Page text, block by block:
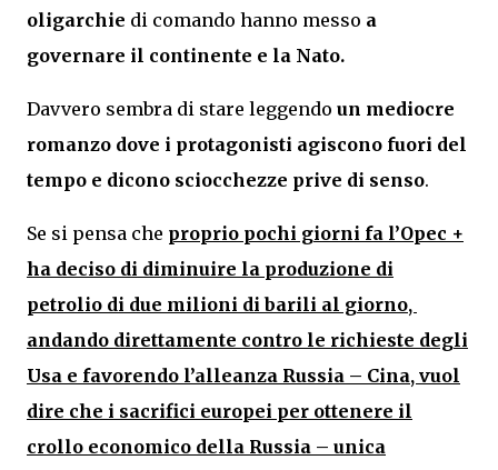
oligarchie di comando hanno messo a
governare il continente e la Nato.
Davvero sembra di stare leggendo un mediocre
romanzo dove i protagonisti agiscono fuori del
tempo e dicono sciocchezze prive di senso.
Se si pensa che proprio pochi giorni fa l’Opec +
ha deciso di diminuire la produzione di
petrolio di due milioni di barili al giorno,
andando direttamente contro le richieste degli
Usa e favorendo l’alleanza Russia – Cina, vuol
dire che i sacrifici europei per ottenere il
crollo economico della Russia – unica